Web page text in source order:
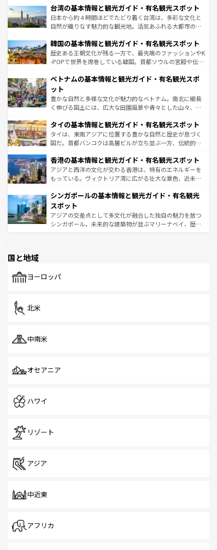
人々、おいしいローカルフードやハワイアンミュージッ
ク、伝統的なフラダンスなど、すべてがハワイの魅力を彩
っている。訪れるたびに新しい発見と感動が待っているハ
はコンテンツ一覧を参照してほしい。
リアリーフや大陸中央部にそびえるウルル（エアーズロッ
ク）、タスマニアの美しい原生林やケアンズの熱帯雨林な
ど、見どころがたくさん。また、カフェやワイン、オージ
いる。アクティビティも充実しており、サーフィンやダイ
ビング、ハイキングなど、アウトドア好きにはたまらな
い。オーストラリアの多彩な魅力を存分に味わいつくそ
参照してほしい。
台湾の基本情報と観光ガイド・有名観光スポット
日本から約４時間ほどでたどり着く台湾は、多彩な文化と
自然が織りなす魅力的な観光地。活気あふれる大都市の台
ン）、静ひつな山岳地帯である台湾東部など、都市の喧騒
と山間の静けさが共存しており、訪れる人に新しい発見と
驚きをもたらしてくれる。また、奥深い台湾の食文化も魅
容にもいいと評判のスイーツなど、バラエティ豊かな料理
照してほしい。
韓国の基本情報と観光ガイド・有名観光スポット
歴史ある王朝文化が残る一方で、最先端のファッションやK
-POPで世界を席巻している韓国。首都ソウルの宮殿や伝統
き、地方に足を延ばせば四季折々の自然美を楽しむことが
できる。そして、キムチや焼肉、絶品のストリートフード
まで、さまざまな韓国料理が待っている。夜には、韓国な
らではのナイトライフも堪能できる。あたたかいホスピタ
わってみてほしい。 なお、新着の韓国情報はコンテンツ一
覧 を参照してほしい。
ベトナムの基本情報と観光ガイド・有名観光スポ
ット
豊かな自然と多様な文化が魅力的なベトナム。南北に細長
く伸びる国土には、広大な田園風景や青々とした山々、世
急速な発展と共に伝統が息づく。ハノイの古い町並みやホ
ーチミン市のフランス統治時代の建物も、独特の雰囲気を
醸し出している。また、バラエティの豊かさとおいしさで
とつ。フォーやバインミー、ベトナムコーヒーなどは、ぜ
ひ現地で味わいたい。どの地域を訪れてもあたたかい人々
が旅行者を迎えてくれるので、きっと忘れられない旅にな
参照してほしい。
タイの基本情報と観光ガイド・有名観光スポット
タイは、東南アジアに位置する豊かな自然と歴史が息づく
国だ。首都バンコクは高層ビルが立ち並ぶ一方、伝統的な
の活気が交差している。北部ではチェンマイなどの山岳地
帯で自然と触れ合い、南部ではプーケットやクラビの美し
いビーチでリゾート気分を楽しむことができる。タイ料理
激する。気候は一年中温暖で、どの季節にも異なる楽しみ
が待っている。親しみやすいタイの人々、仏教を中心とし
た文化、そして多様な観光資源が、訪れる旅人を魅了し続
ける。 なお、新着のタイ情報はコンテンツ一覧を参照して
香港の基本情報と観光ガイド・有名観光スポット
アジアと西洋の文化が交わる香港は、特有のエネルギーを
もっている。ヴィクトリア湾に広がる壮大な景色、近未来
み、どこを訪れても感動するはず。観光スポットが密集し
ており、効率よく見どころを回れるのも魅力。息をのむよ
うな絶景から文化的な体験まで、香港を存分に楽しみ尽く
そう。 なお、新着の香港情報はコンテンツ一覧を参照して
シンガポールの基本情報と観光ガイド・有名観光
スポット
アジアの交差点として多文化が融合した独自の魅力を放つ
シンガポール。未来的な建築物が並ぶマリーナベイ、歴史
で、ホーカーズは地元の風情を楽しめる外せないスポット
国と地域
ヨーロッパ
北米
中南米
オセアニア
ハワイ
リゾート
アジア
中近東
アフリカ